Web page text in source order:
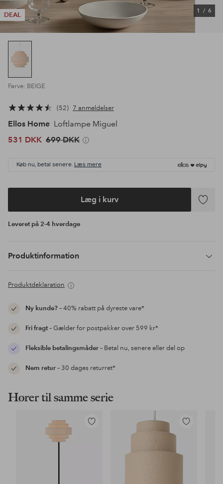
DEAL
1 / 6
Farve: BEIGE
52 7 anmeldelser
Ellos Home Loftlampe Miguel
531 DKK 699 DKK
Køb nu, betal senere. Læs mere
Læg i kurv
Tilføj
Leveret på 2-4 hverdage
Produktinformation
Produktdeklaration
Ny kunde?– 40% rabatt på dyreste vare*
Fri fragt– Gælder for postpakker over 599 kr*
Fleksible betalingsmåder– Betal nu, senere eller del op
Nem retur– 30 dages returret*
Hører til samme serie
Tilføj
Tilføj